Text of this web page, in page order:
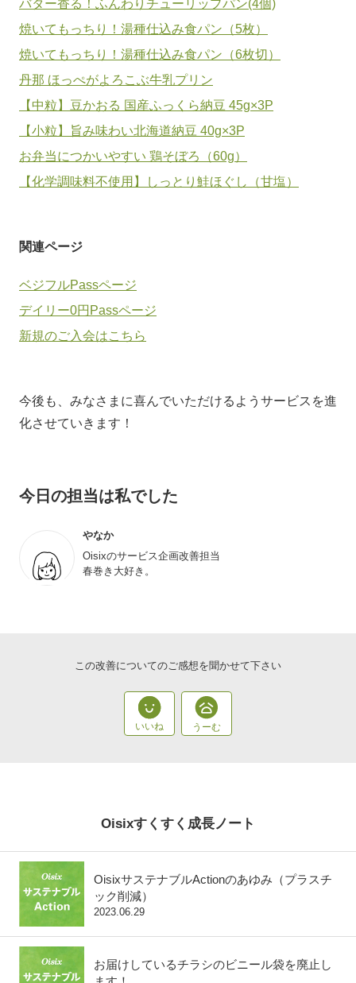
バター香る！ふんわりチューリップパン(4個)
焼いてもっちり！湯種仕込み食パン（5枚）
焼いてもっちり！湯種仕込み食パン（6枚切）
丹那 ほっぺがよろこぶ牛乳プリン
【中粒】豆かおる 国産ふっくら納豆 45g×3P
【小粒】旨み味わい北海道納豆 40g×3P
お弁当につかいやすい 鶏そぼろ（60g）
【化学調味料不使用】しっとり鮭ほぐし（甘塩）
関連ページ
ベジフルPassページ
デイリー0円Passページ
新規のご入会はこちら
今後も、みなさまに喜んでいただけるようサービスを進
化させていきます！
今日の担当は私でした
なか
Oisixのサービス企画改善担当
春巻き大好き。
この改善についてのご感想を聞かせて下さい
Oisixすくすく成長ノート
OisixサステナブルActionのあゆみ（プラスチ
ック削減）
2023.06.29
お届けしているチラシのビニール袋を廃止し